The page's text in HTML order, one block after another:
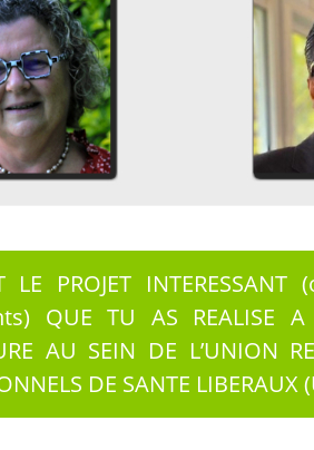
LE PROJET
QUE TU AS REALISE A
AU SEIN DE L’UNION
DE SANTE LIBERAUX